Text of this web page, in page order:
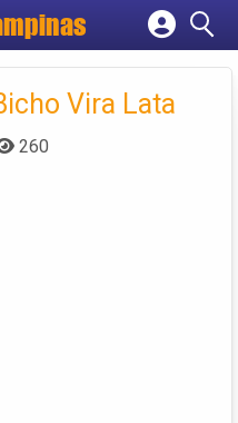
empresa
conta
Vira Lata
260